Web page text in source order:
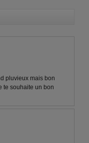
pluvieux mais bon
te souhaite un bon